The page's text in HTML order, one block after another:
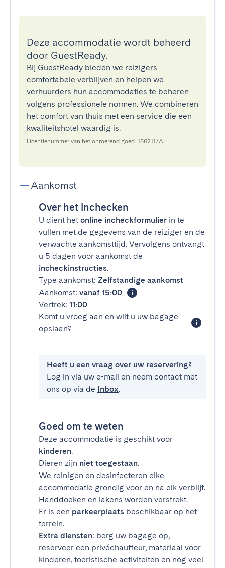
Deze accommodatie wordt beheerd
door GuestReady.
Bij GuestReady bieden we reizigers
comfortabele verblijven en helpen we
verhuurders hun accommodaties te beheren
volgens professionele normen. We combineren
het comfort van thuis met een service die een
kwaliteitshotel waardig is.
Licentienummer van het onroerend goed: 156211/AL
Aankomst
Over het inchecken
U dient het online incheckformulier in te
vullen met de gegevens van de reiziger en de
verwachte aankomsttijd. Vervolgens ontvangt
u 5 dagen voor aankomst de
incheckinstructies.
Type aankomst: Zelfstandige aankomst
Aankomst: vanaf 15:00
Vertrek: 11:00
Komt u vroeg aan en wilt u uw bagage
opslaan?
Heeft u een vraag over uw reservering?
Log in via uw e-mail en neem contact met
ons op via de Inbox.
Goed om te weten
Deze accommodatie is geschikt voor
kinderen.
Dieren zijn niet toegestaan.
We reinigen en desinfecteren elke
accommodatie grondig voor en na elk verblijf.
Handdoeken en lakens worden verstrekt.
Er is een parkeerplaats beschikbaar op het
terrein.
Extra diensten: berg uw bagage op,
reserveer een privéchauffeur, materiaal voor
kinderen, toeristische activiteiten en nog veel